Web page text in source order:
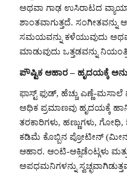
ಅಥವಾ ಗಾಢ ಉಸಿರಾಟದ
ಶಾಂತವಾಗುತ್ತದೆ. ಸಂಗೀತವನ್ನು
ಸಮಯವನ್ನು ಕಳೆಯುವುದು
ಮಾಡುವುದು ಒತ್ತಡವನ್ನು
ಪೌಷ್ಟಿಕ ಆಹಾರ – ಹೃದಯಕ್ಕೆ
ಫಾಸ್ಟ್ ಫುಡ್, ಹೆಚ್ಚು ಎಣ್ಣೆ-ಮಸಾಲೆ
ಅಧಿಕ ಪ್ರಮಾಣವು ಹೃದಯಕ್ಕೆ
ತರಕಾರಿಗಳು, ಹಣ್ಣುಗಳು,
ಕಡಿಮೆ ಕೊಬ್ಬಿನ ಪ್ರೋಟೀನ್
ಆಹಾರ. ಆಂಟಿ-ಆಕ್ಸಿಡೆಂಟ್ಗಳು
ಅಪಧಮನಿಗಳನ್ನು